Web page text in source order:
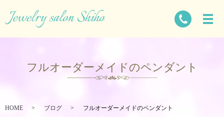
フルオーダーメイドのペンダント
HOME ブログ フルオーダーメイドのペンダント